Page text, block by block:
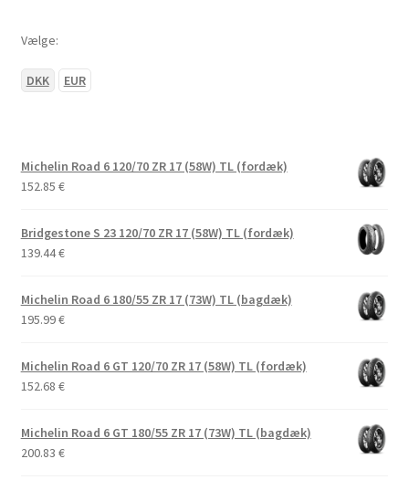
Vælge:
DKK EUR
Michelin Road 6 120/70 ZR 17 (58W) TL (fordæk)
152.85 €
Bridgestone S 23 120/70 ZR 17 (58W) TL (fordæk)
139.44€
Michelin Road 6 180/55 ZR 17 (73W) TL (bagdæk)
195.99€
Michelin Road 6 GT 120/70 ZR 17 (58W) TL (fordæk)
152.68 €
Michelin Road 6 GT 180/55 ZR 17 (73W) TL (bagdæk)
200.83 €